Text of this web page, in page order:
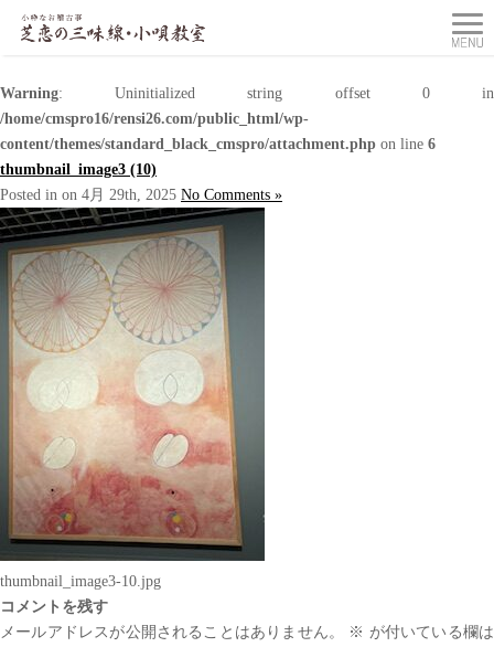
Warning: Uninitialized string offset 0 in
/home/cmspro16/rensi26.com/public_html/wp-
content/themes/standard_black_cmspro/attachment.php on line 6
thumbnail_image3 (10)
Posted in on 4月 29th, 2025 No Comments »
thumbnail_image3-10.jpg
コメントを残す
メールアドレスが公開されることはありません。
※ が付いている欄は